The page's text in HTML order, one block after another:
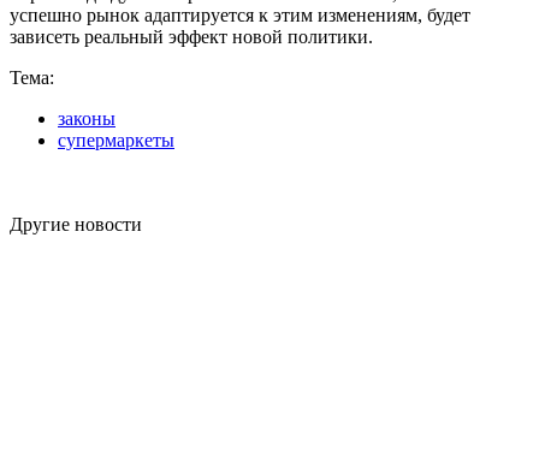
успешно рынок адаптируется к этим изменениям, будет
зависеть реальный эффект новой политики.
Тема:
законы
супермаркеты
Другие новости